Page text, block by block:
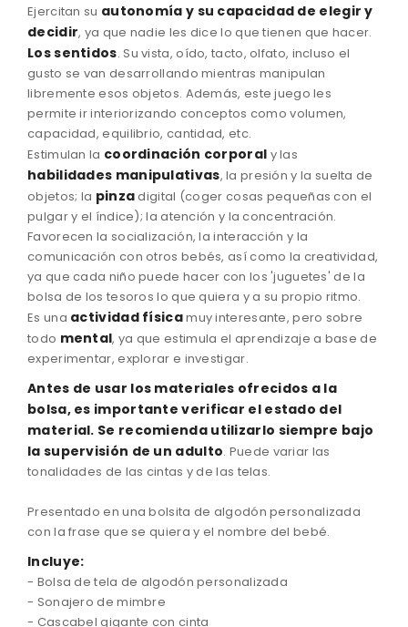
Ejercitan su autonomía y su capacidad de elegir y
decidir, ya que nadie les dice lo que tienen que hacer.
Los sentidos. Su vista, oído, tacto, olfato, incluso el
gusto se van desarrollando mientras manipulan
libremente esos objetos. Además, este juego les
permite ir interiorizando conceptos como volumen,
capacidad, equilibrio, cantidad, etc.
Estimulan la coordinación corporal y las
habilidades manipulativas, la presión y la suelta de
objetos; la pinzadigital (coger cosas pequeñas con el
pulgar y el índice); la atención y la concentración.
Favorecen la socialización, la interacción y la
comunicación con otros bebés, así como la creatividad,
ya que cada niño puede hacer con los 'juguetes' de la
bolsa de los tesoros lo que quiera y a su propio ritmo.
Es una actividad físicamuy interesante, pero sobre
todo mental, ya que estimula el aprendizaje a base de
experimentar, explorar e investigar.
Antes de usar los materiales ofrecidos a la
bolsa, es importante verificar el estado del
material. Se recomienda utilizarlo siempre bajo
la supervisión de un adulto. Puede variar las
tonalidades de las cintas y de las telas.
Presentado en una bolsita de algodón personalizada
con la frase que se quiera y el nombre del bebé.
Incluye:
- Bolsa de tela de algodón personalizada
- Sonajero de mimbre
- Cascabel gigante con cinta